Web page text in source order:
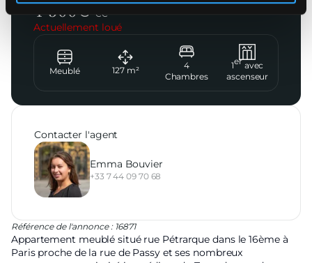
Référence de l'annonce : 16871
Appartement meublé situé rue Pétrarque dans le 16ème à
Paris proche de la rue de Passy et ses nombreux
4 500€CC
Actuellement loué
Meublé 127m²
4
Chambres
1er avec
ascenseur
Contacter l'agent
Emma Bouvier
+33 7 44 09 70 68